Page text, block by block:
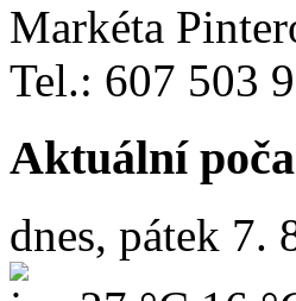
Markéta
Tel.: 607 503
Aktuální
dnes, pátek 7.